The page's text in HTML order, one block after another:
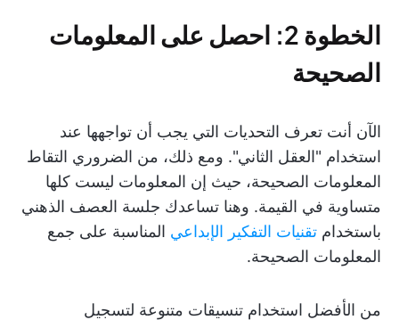
الخطوة 2: احصل على المعلومات
الصحيحة
الآن أنت تعرف التحديات التي يجب أن تواجهها عند
استخدام "العقل الثاني". ومع ذلك، من الضروري التقاط
المعلومات الصحيحة، حيث إن المعلومات ليست كلها
متساوية في القيمة. وهنا تساعدك جلسة العصف الذهني
باستخدام تقنيات التفكير الإبداعي المناسبة على جمع
المعلومات الصحيحة.
من الأفضل استخدام تنسيقات متنوعة لتسجيل